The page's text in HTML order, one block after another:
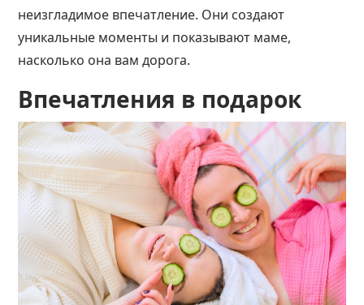
неизгладимое впечатление. Они создают
уникальные моменты и показывают маме,
насколько она вам дорога.
Впечатления в подарок